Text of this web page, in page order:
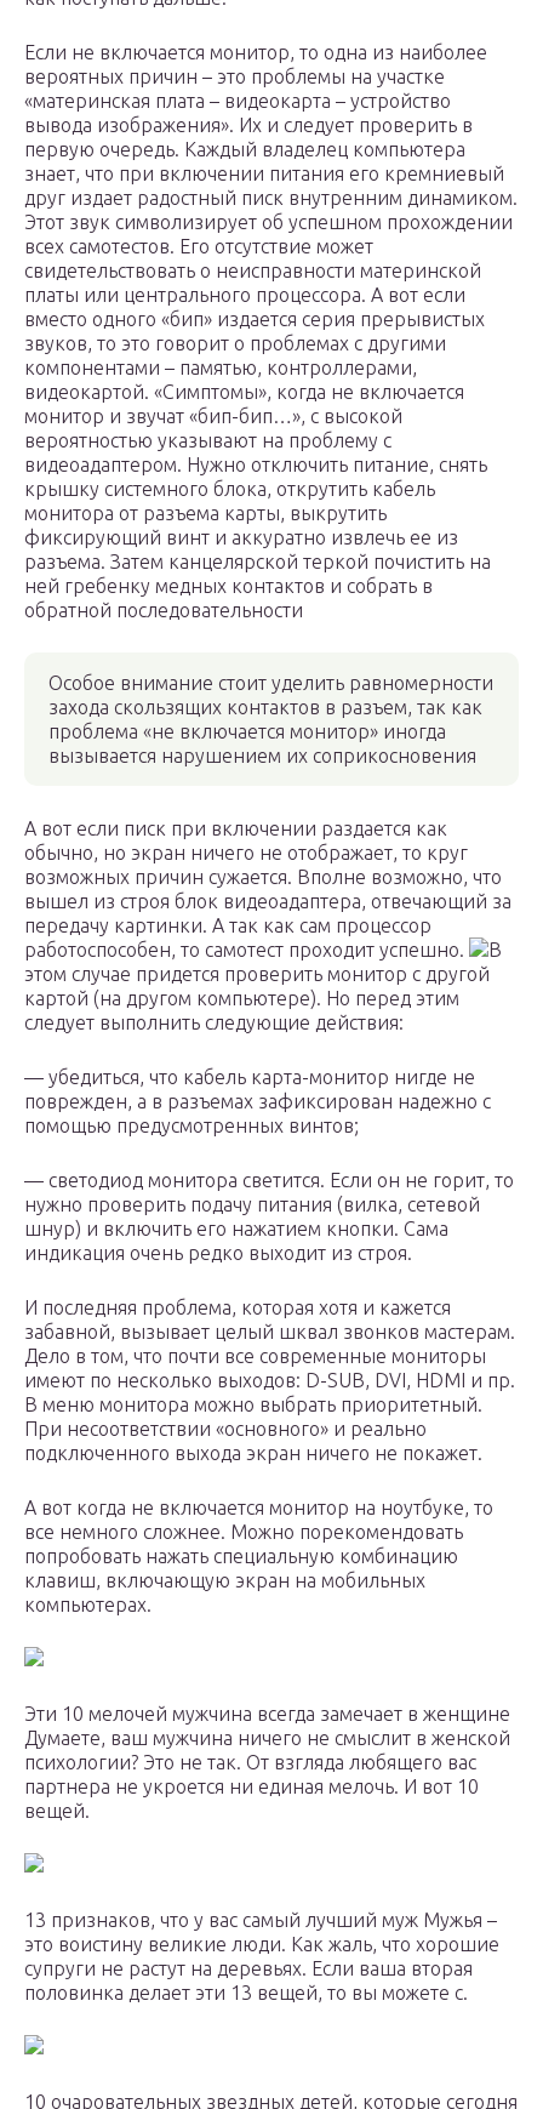
Если не включается монитор, то одна из наиболее
вероятных причин – это проблемы на участке
«материнская плата – видеокарта – устройство
вывода изображения». Их и следует проверить в
первую очередь. Каждый владелец компьютера
знает, что при включении питания его кремниевый
друг издает радостный писк внутренним динамиком.
Этот звук символизирует об успешном прохождении
всех самотестов. Его отсутствие может
свидетельствовать о неисправности материнской
платы или центрального процессора. А вот если
вместо одного «бип» издается серия прерывистых
звуков, то это говорит о проблемах с другими
компонентами – памятью, контроллерами,
видеокартой. «Симптомы», когда не включается
монитор и звучат «бип-бип…», с высокой
вероятностью указывают на проблему с
видеоадаптером. Нужно отключить питание, снять
крышку системного блока, открутить кабель
монитора от разъема карты, выкрутить
фиксирующий винт и аккуратно извлечь ее из
разъема. Затем канцелярской теркой почистить на
ней гребенку медных контактов и собрать в
обратной последовательности
Особое внимание стоит уделить равномерности
захода скользящих контактов в разъем, так как
проблема «не включается монитор» иногда
вызывается нарушением их соприкосновения
А вот если писк при включении раздается как
обычно, но экран ничего не отображает, то круг
возможных причин сужается. Вполне возможно, что
вышел из строя блок видеоадаптера, отвечающий за
передачу картинки. А так как сам процессор
работоспособен, то самотест проходит успешно.
В
этом случае придется проверить монитор с другой
картой (на другом компьютере). Но перед этим
следует выполнить следующие действия:
— убедиться, что кабель карта-монитор нигде не
поврежден, а в разъемах зафиксирован надежно с
помощью предусмотренных винтов;
— светодиод монитора светится. Если он не горит, то
нужно проверить подачу питания (вилка, сетевой
шнур) и включить его нажатием кнопки. Сама
индикация очень редко выходит из строя.
И последняя проблема, которая хотя и кажется
забавной, вызывает целый шквал звонков мастерам.
Дело в том, что почти все современные мониторы
имеют по несколько выходов: D-SUB, DVI, HDMI и пр.
В меню монитора можно выбрать приоритетный.
При несоответствии «основного» и реально
подключенного выхода экран ничего не покажет.
А вот когда не включается монитор на ноутбуке, то
все немного сложнее. Можно порекомендовать
попробовать нажать специальную комбинацию
клавиш, включающую экран на мобильных
компьютерах.
Эти 10 мелочей мужчина всегда замечает в женщине
Думаете, ваш мужчина ничего не смыслит в женской
психологии? Это не так. От взгляда любящего вас
партнера не укроется ни единая мелочь. И вот 10
вещей.
13 признаков, что у вас самый лучший муж Мужья –
это воистину великие люди. Как жаль, что хорошие
супруги не растут на деревьях. Если ваша вторая
половинка делает эти 13 вещей, то вы можете с.
10 очаровательных звездных детей, которые сегодня